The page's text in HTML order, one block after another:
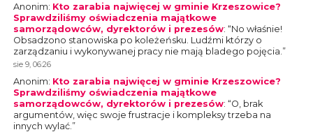
Anonim: Kto zarabia najwięcej w gminie Krzeszowice?
Sprawdziliśmy oświadczenia majątkowe
samorządowców, dyrektorów i prezesów: “No właśnie!
Obsadzono stanowiska po koleżeńsku. Ludźmi którzy o
zarządzaniu i wykonywanej pracy nie mają bladego pojęcia. ”
sie 9, 06:26
Anonim: Kto zarabia najwięcej w gminie Krzeszowice?
Sprawdziliśmy oświadczenia majątkowe
samorządowców, dyrektorów i prezesów: “O, brak
argumentów, więc swoje frustracje i kompleksy trzeba na
innych wylać. ”